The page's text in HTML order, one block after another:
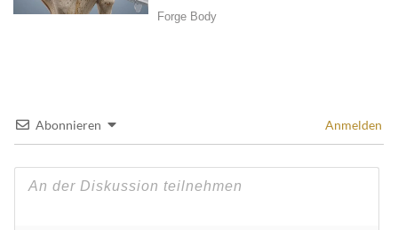
Abonnieren Anmelden